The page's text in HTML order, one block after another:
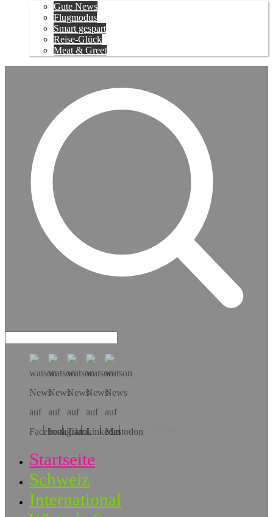
Gute News
Flugmodus
Smart gespart
Reise-Glück
Meat & Greet
Hol dir die App!
Startseite
Schweiz
International